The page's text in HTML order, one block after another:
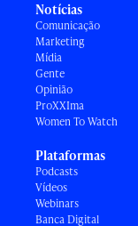
Notícias
Comunicação
Marketing
Mídia
Gente
Opinião
ProXXIma
Women To Watch
Plataformas
Podcasts
Vídeos
Webinars
Banca Digital